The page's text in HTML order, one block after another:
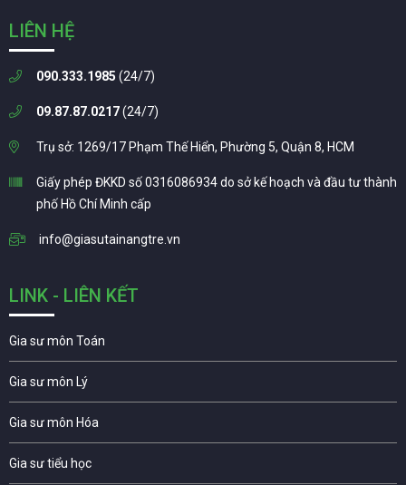
LIÊN HỆ
090.333.1985 (24/7)
09.87.87.0217(24/7)
Trụ sở: 1269/17 Phạm Thế Hiển, Phường 5, Quận 8, HCM
Giấy phép ĐKKD số 0316086934 do sở kế hoạch và đầu tư thành
phố Hồ Chí Minh cấp
info@giasutainangtre.vn
LINK - LIÊN KẾT
Gia sư môn Toán
Gia sư môn Lý
Gia sư môn Hóa
Gia sư tiểu học